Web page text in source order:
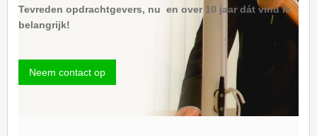
Tevreden opdrachtgevers, nu en over 10 jaar dát vind ik
belangrijk!
Neem contact op